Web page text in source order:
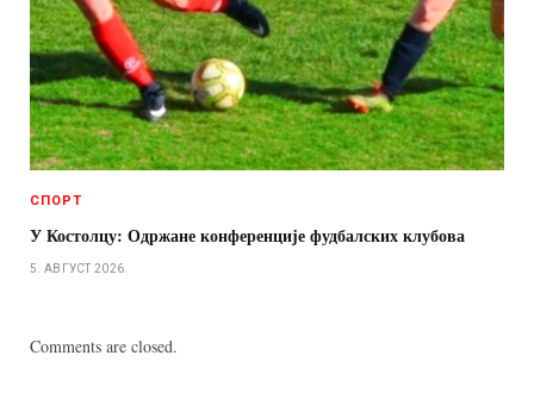
СПОРТ
У Костолцу: Одржане конференције фудбалских клубова
5. АВГУСТ 2026.
Comments are closed.